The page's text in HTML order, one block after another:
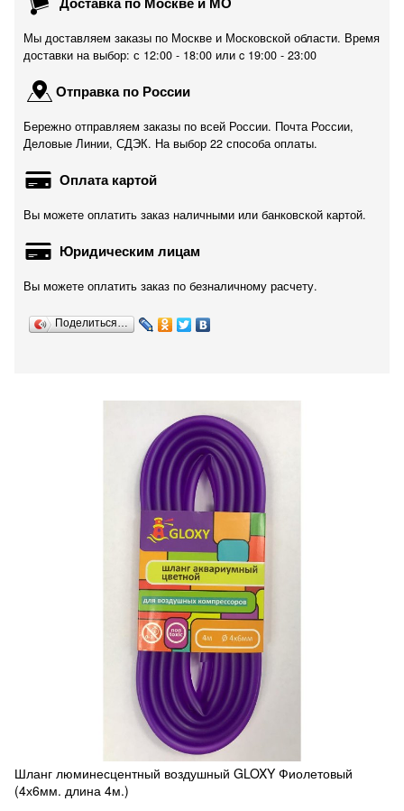
Мы доставляем заказы по Москве и Московской области. Время
доставки на выбор: с 12:00 - 18:00 или c 19:00 - 23:00
Отправка по России
Бережно отправляем заказы по всей России. Почта России,
Деловые Линии, СДЭК. На выбор 22 способа оплаты.
Оплата картой
Вы можете оплатить заказ наличными или банковской картой.
Юридическим лицам
Вы можете оплатить заказ по безналичному расчету.
Поделиться…
Шланг люминесцентный воздушный GLOXY Фиолетовый
(4х6мм. длина 4м.)